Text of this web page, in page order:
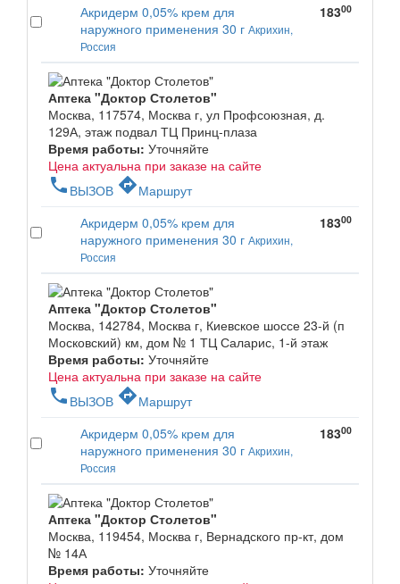
Акридерм 0,05% крем для
наружного применения 30 г Акрихин,
Россия
18300
Аптека "Доктор Столетов"
Москва, 117574, Москва г, ул Профсоюзная, д.
129А, этаж подвал ТЦ Принц-плаза
Время работы: Уточняйте
Цена актуальна при заказе на сайте
phone ВЫЗОВ directionsМаршрут
Акридерм 0,05% крем для
наружного применения 30 г Акрихин,
Россия
18300
Аптека "Доктор Столетов"
Москва, 142784, Москва г, Киевское шоссе 23-й (п
Московский) км, дом № 1 ТЦ Саларис, 1-й этаж
Время работы: Уточняйте
Цена актуальна при заказе на сайте
phone ВЫЗОВ directionsМаршрут
Акридерм 0,05% крем для
наружного применения 30 г Акрихин,
Россия
18300
Аптека "Доктор Столетов"
Москва, 119454, Москва г, Вернадского пр-кт, дом
№ 14А
Время работы: Уточняйте